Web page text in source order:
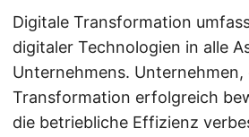
Digitale Transformation
digitaler Technologien in alle
Unternehmens. Unternehmen,
Transformation erfolgreich
die betriebliche Effizienz